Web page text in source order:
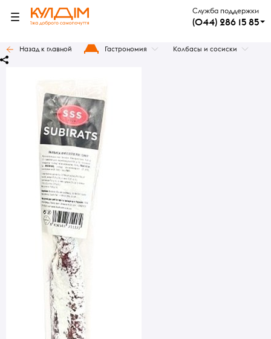
Служба поддержки
(044) 286 15 85
Назад к главной Гастрономия Колбасы и сосиски